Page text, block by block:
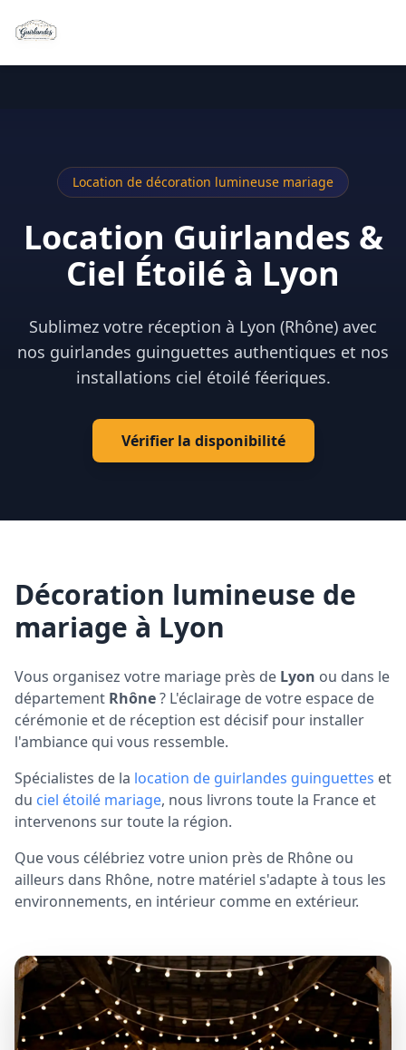
Location de décoration lumineuse mariage
Location Guirlandes &
Ciel Étoilé à Lyon
Sublimez votre réception à Lyon (Rhône) avec
nos guirlandes guinguettes authentiques et nos
installations ciel étoilé féeriques.
Vérifier la disponibilité
Décoration lumineuse de
mariage à Lyon
Vous organisez votre mariage près de Lyon ou dans le
département Rhône? L'éclairage de votre espace de
cérémonie et de réception est décisif pour installer
l'ambiance qui vous ressemble.
Spécialistes de la location de guirlandes guinguettes et
du ciel étoilé mariage, nous livrons toute la France et
intervenons sur toute la région.
Que vous célébriez votre union près de Rhône ou
ailleurs dans Rhône, notre matériel s'adapte à tous les
environnements, en intérieur comme en extérieur.